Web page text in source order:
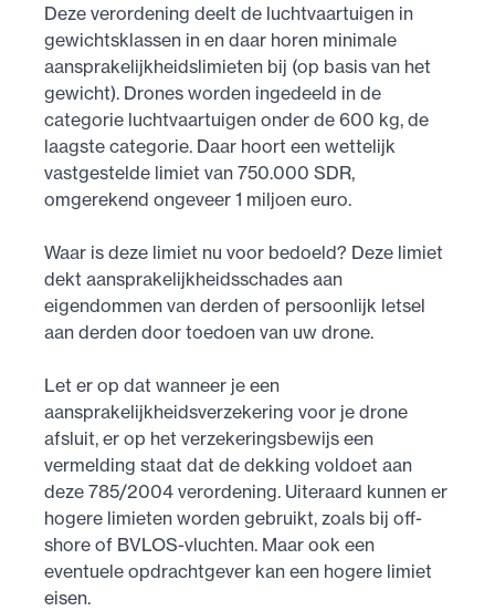
Deze verordening deelt de luchtvaartuigen in
gewichtsklassen in en daar horen minimale
aansprakelijkheidslimieten bij (op basis van het
gewicht). Drones worden ingedeeld in de
categorie luchtvaartuigen onder de 600 kg, de
laagste categorie. Daar hoort een wettelijk
vastgestelde limiet van 750.000 SDR,
omgerekend ongeveer 1 miljoen euro.
Waar is deze limiet nu voor bedoeld? Deze limiet
dekt aansprakelijkheidsschades aan
eigendommen van derden of persoonlijk letsel
aan derden door toedoen van uw drone.
Let er op dat wanneer je een
aansprakelijkheidsverzekering voor je drone
afsluit, er op het verzekeringsbewijs een
vermelding staat dat de dekking voldoet aan
deze 785/2004 verordening. Uiteraard kunnen er
hogere limieten worden gebruikt, zoals bij off-
shore of BVLOS-vluchten. Maar ook een
eventuele opdrachtgever kan een hogere limiet
eisen.